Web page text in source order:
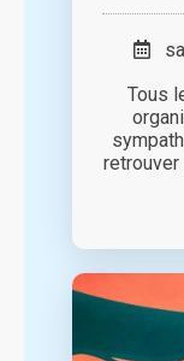
Tous
retrouver